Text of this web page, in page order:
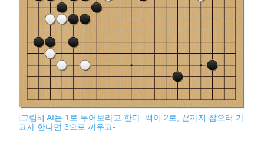
[그림5] AI는 1로 두어보라고 한다. 백이 2로, 끝까지 잡으러 가
고자 한다면 3으로 끼우고-